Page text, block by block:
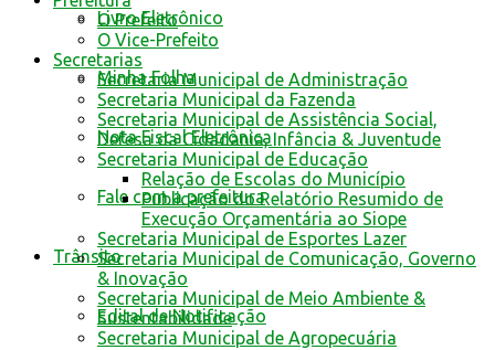
Livro Eletrônico
Minha Folha
Nota Fiscal Eletrônica
Fale com a prefeitura
Trânsito
Edital de Notificação
O Prefeito
O Vice-Prefeito
Secretarias
Secretaria Municipal de Administração
Secretaria Municipal da Fazenda
Secretaria Municipal de Assistência Social,
Defesa da Cidadania, Infância & Juventude
Secretaria Municipal de Educação
Relação de Escolas do Município
Publicação do Relatório Resumido de
Execução Orçamentária ao Siope
Secretaria Municipal de Esportes Lazer
Secretaria Municipal de Comunicação, Governo
& Inovação
Secretaria Municipal de Meio Ambiente &
Sustentabilidade
Secretaria Municipal de Agropecuária